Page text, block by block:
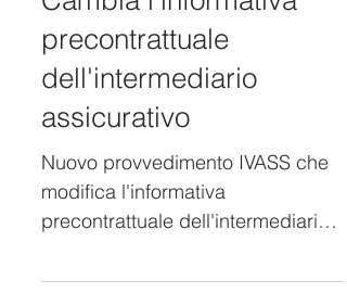
Cambia l'informativa
precontrattuale
dell'intermediario
assicurativo
Nuovo provvedimento IVASS che
modifica l'informativa